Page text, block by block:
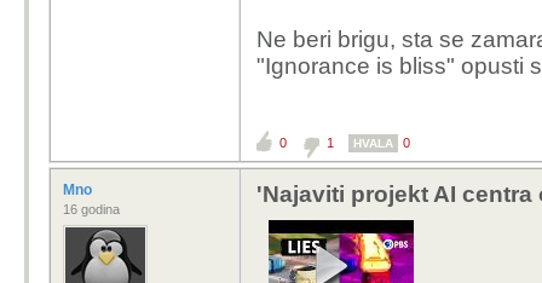
Ne beri brigu, sta se
"Ignorance is bliss" opusti
0 1 HVALA 0
Mno
16 godina
'Najaviti projekt AI